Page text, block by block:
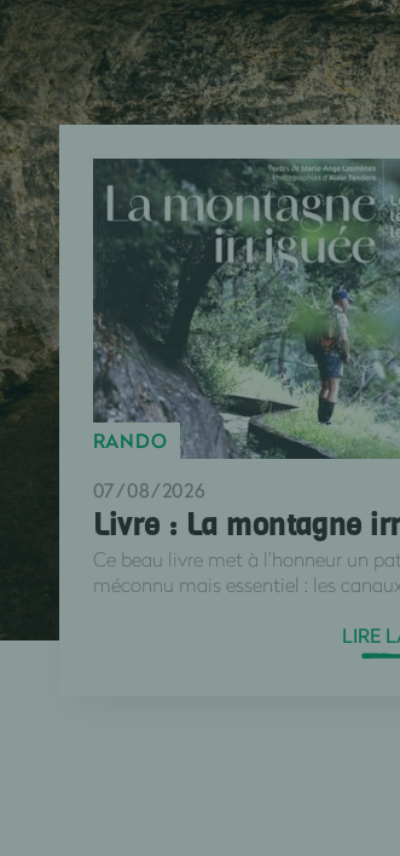
RANDO
07/08/2026
Livre : La montagne
Ce beau livre met à l’honneur un
méconnu mais essentiel : les canaux
LIRE